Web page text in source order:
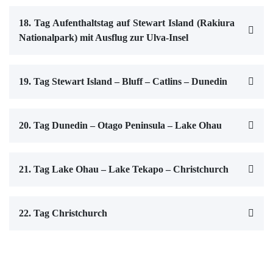
18. Tag Aufenthaltstag auf Stewart Island (Rakiura
Nationalpark) mit Ausflug zur Ulva-Insel
19. Tag Stewart Island – Bluff – Catlins – Dunedin
20. Tag Dunedin – Otago Peninsula – Lake Ohau
21. Tag Lake Ohau – Lake Tekapo – Christchurch
22. Tag Christchurch